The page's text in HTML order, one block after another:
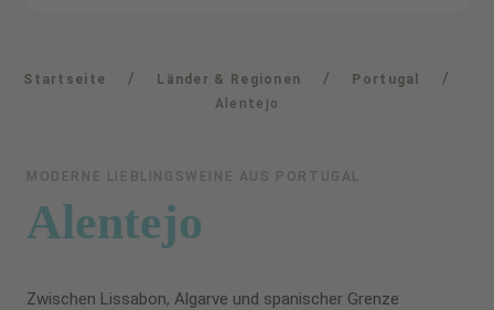
Startseite / Länder & Regionen / Portugal /
Alentejo
MODERNE LIEBLINGSWEINE AUS PORTUGAL
Alentejo
Zwischen Lissabon, Algarve und spanischer Grenze